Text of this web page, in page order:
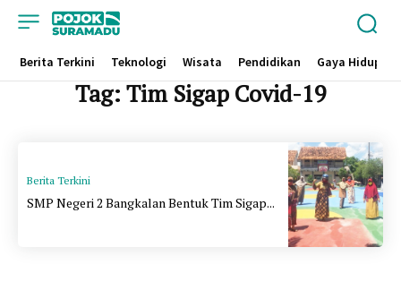
Berita Terkini Teknologi Wisata Pendidikan Gaya Hidup
Tag: Tim Sigap Covid-19
Berita Terkini
SMP Negeri 2 Bangkalan Bentuk Tim Sigap...